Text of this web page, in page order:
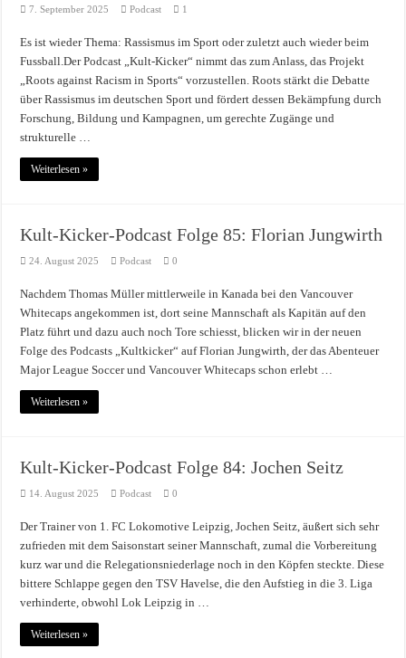
7. September 2025 Podcast 1
Es ist wieder Thema: Rassismus im Sport oder zuletzt auch wieder beim
Fussball.Der Podcast „Kult-Kicker“ nimmt das zum Anlass, das Projekt
„Roots against Racism in Sports“ vorzustellen. Roots stärkt die Debatte
über Rassismus im deutschen Sport und fördert dessen Bekämpfung durch
Forschung, Bildung und Kampagnen, um gerechte Zugänge und
strukturelle …
Weiterlesen »
Kult-Kicker-Podcast Folge 85: Florian Jungwirth
24. August 2025 Podcast 0
Nachdem Thomas Müller mittlerweile in Kanada bei den Vancouver
Whitecaps angekommen ist, dort seine Mannschaft als Kapitän auf den
Platz führt und dazu auch noch Tore schiesst, blicken wir in der neuen
Folge des Podcasts „Kultkicker“ auf Florian Jungwirth, der das Abenteuer
Major League Soccer und Vancouver Whitecaps schon erlebt …
Weiterlesen »
Kult-Kicker-Podcast Folge 84: Jochen Seitz
14. August 2025 Podcast 0
Der Trainer von 1. FC Lokomotive Leipzig, Jochen Seitz, äußert sich sehr
zufrieden mit dem Saisonstart seiner Mannschaft, zumal die Vorbereitung
kurz war und die Relegationsniederlage noch in den Köpfen steckte. Diese
bittere Schlappe gegen den TSV Havelse, die den Aufstieg in die 3. Liga
verhinderte, obwohl Lok Leipzig in …
Weiterlesen »